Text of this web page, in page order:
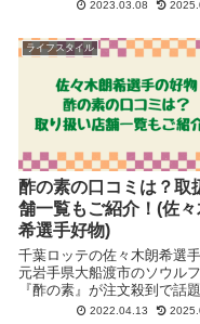
2023.03.08
ライフスタイル
酢の素の口コミは？取
舗一覧もご紹介！(佐々
希選手好物)
千葉ロッテの佐々木朗希選
元岩手県大船渡市のソウル
『酢の素』が注文殺到で話
っています。今回は酢の素
2022.04.13